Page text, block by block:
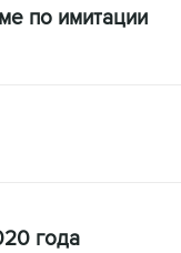
по имитации
года